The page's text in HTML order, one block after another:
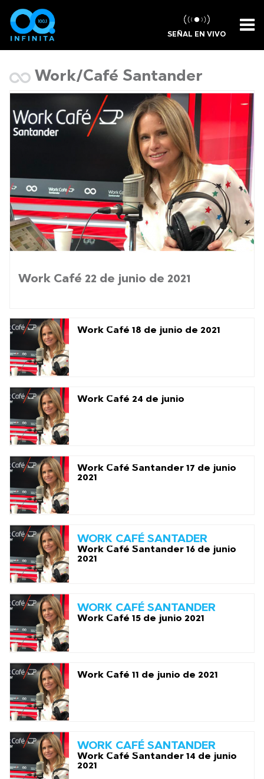
SEÑAL EN VIVO
Work/Café Santander
Work Café 22 de junio de 2021
Work Café 18 de junio de 2021
Work Café 24 de junio
Work Café Santander 17 de junio
2021
WORK CAFÉ SANTADER
Work Café Santander 16 de junio
2021
WORK CAFÉ SANTANDER
Work Café 15 de junio 2021
Work Café 11 de junio de 2021
WORK CAFÉ SANTANDER
Work Café Santander 14 de junio
2021